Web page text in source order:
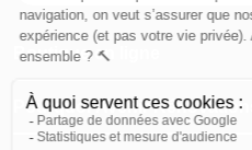
Boutique en ligne
Pourquoi Avenir Rénovations